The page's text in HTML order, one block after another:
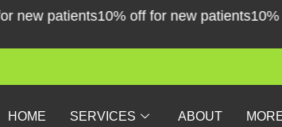
Skippatients10% off for new patients10% off
HOME SERVICES ABOUT